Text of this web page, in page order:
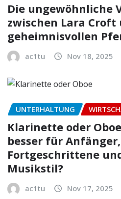
Die ungewöhnliche
zwischen Lara Croft
geheimnisvollen
ac1tu Nov 18, 2025
UNTERHALTUNG
Klarinette oder
besser für Anfänger,
Fortgeschrittene
Musikstil?
ac1tu Nov 17, 2025